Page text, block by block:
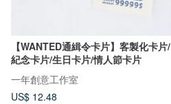
【WANTED通緝令卡片】客製化卡片/
紀念卡片/生日卡片/情人節卡片
一年創意工作室
US$ 12.48